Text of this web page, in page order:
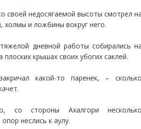
своей недосягаемой высоты смотрел
холмы и ложбины вокруг него.
дневной работы собирались
плоских крышах своих убогих саклей.
какой-то паренек, –
со стороны Ахалгори
неслись к аулу.